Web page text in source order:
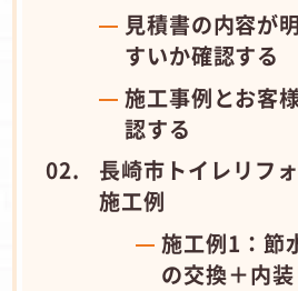
見積書の内容が
すいか確認する
施工事例とお客
認する
長崎市トイレリフ
施工例
施工例1：節
の交換＋内